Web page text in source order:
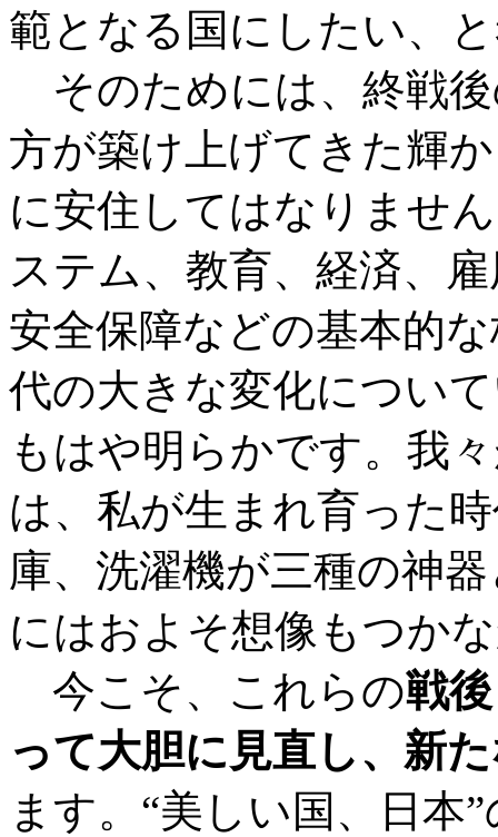
範となる国にしたい、
そのためには、終戦
方が築け上げてきた輝
に安住してはなりませ
ステム、教育、経済、
安全保障などの基本的
代の大きな変化につい
もはや明らかです。我
は、私が生まれ育った
庫、洗濯機が三種の神
にはおよそ想像もつか
今こそ、これらの戦
って大胆に見直し、新
ます。“美しい国、日本